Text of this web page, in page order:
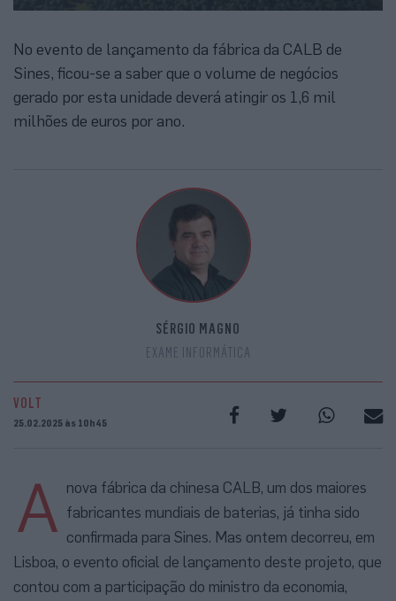
No evento de lançamento da fábrica da CALB de
Sines, ficou-se a saber que o volume de negócios
gerado por esta unidade deverá atingir os 1,6 mil
milhões de euros por ano.
SÉRGIO MAGNO
EXAME INFORMÁTICA
VOLT
25.02.2025 às 10h45
A nova fábrica da chinesa CALB, um dos maiores
fabricantes mundiais de baterias, já tinha sido
confirmada para Sines. Mas ontem decorreu, em
Lisboa, o evento oficial de lançamento deste projeto, que
contou com a participação do ministro da economia,